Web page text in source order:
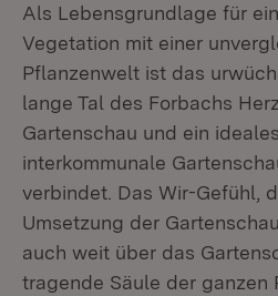
Als Lebensgrundlage für
Vegetation mit einer
Pflanzenwelt ist das
lange Tal des Forbachs
Gartenschau und ein
interkommunale
verbindet. Das Wir-Gefühl,
Umsetzung der
auch weit über das
tragende Säule der ganzen